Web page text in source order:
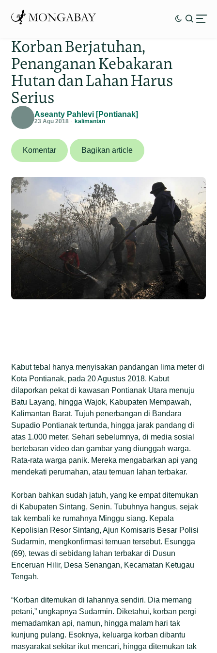
Korban Berjatuhan,
Penanganan Kebakaran
Hutan dan Lahan Harus
Serius
Aseanty Pahlevi [Pontianak]
23 Agu 2018 kalimantan
Komentar Bagikan article
Kabut tebal hanya menyisakan pandangan lima meter di
Kota Pontianak, pada 20 Agustus 2018. Kabut
dilaporkan pekat di kawasan Pontianak Utara menuju
Batu Layang, hingga Wajok, Kabupaten Mempawah,
Kalimantan Barat. Tujuh penerbangan di Bandara
Supadio Pontianak tertunda, hingga jarak pandang di
atas 1.000 meter. Sehari sebelumnya, di media sosial
bertebaran video dan gambar yang diunggah warga.
Rata-rata warga panik. Mereka mengabarkan api yang
mendekati perumahan, atau temuan lahan terbakar.
Korban bahkan sudah jatuh, yang ke empat ditemukan
di Kabupaten Sintang, Senin. Tubuhnya hangus, sejak
tak kembali ke rumahnya Minggu siang. Kepala
Kepolisian Resor Sintang, Ajun Komisaris Besar Polisi
Sudarmin, mengkonfirmasi temuan tersebut. Esungga
(69), tewas di sebidang lahan terbakar di Dusun
Enceruan Hilir, Desa Senangan, Kecamatan Ketugau
Tengah.
“Korban ditemukan di lahannya sendiri. Dia memang
petani,” ungkapnya Sudarmin. Diketahui, korban pergi
memadamkan api, namun, hingga malam hari tak
kunjung pulang. Esoknya, keluarga korban dibantu
masyarakat sekitar ikut mencari, hingga ditemukan tak